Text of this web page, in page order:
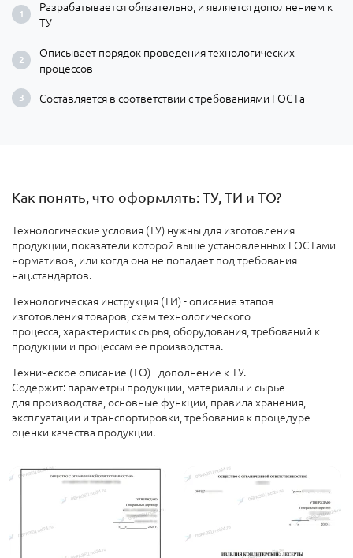
Разрабатывается обязательно, и является дополнением к
ТУ
Описывает порядок проведения технологических
процессов
Составляется в соответствии с требованиями ГОСТа
Как понять, что оформлять: ТУ, ТИ и ТО?
Технологические условия (ТУ) нужны для изготовления
продукции, показатели которой выше установленных ГОСТами
нормативов, или когда она не попадает под требования
нац.стандартов.
Технологическая инструкция (ТИ) - описание этапов
изготовления товаров, схем технологического
процесса, характеристик сырья, оборудования, требований к
продукции и процессам ее производства.
Техническое описание (ТО) - дополнение к ТУ.
Содержит: параметры продукции, материалы и сырье
для производства, основные функции, правила хранения,
эксплуатации и транспортировки, требования к процедуре
оценки качества продукции.